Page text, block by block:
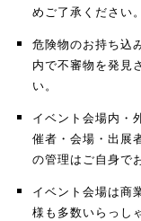
めご了承ください。
危険物のお持ち込
内で不審物を発見
い。
イベント会場内・
催者・会場・出展
の管理はご自身で
イベント会場は商
様も多数いらっし